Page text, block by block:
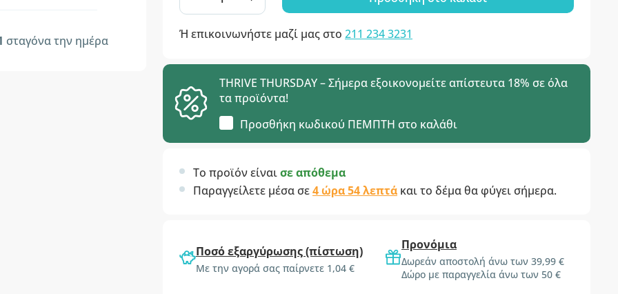
σταγόνα την ημέρα Ή επικοινωνήστε μαζί μας στο 211 234 3231
THRIVE THURSDAY – Σήμερα εξοικονομείτε απίστευτα 18% σε όλα
τα προϊόντα!
Προσθήκη κωδικού ΠΕΜΠΤΗ στο καλάθι
Το προϊόν είναισε απόθεμα
Παραγγείλετε μέσα σε4 ώρα 54 λεπτά και το δέμα θα φύγει σήμερα.
Ποσό εξαργύρωσης (πίστωση)
Με την αγορά σας παίρνετε 1,04 €
Προνόμια
Δωρεάν αποστολή άνω των 39,99 €
Δώρο με παραγγελία άνω των 50 €